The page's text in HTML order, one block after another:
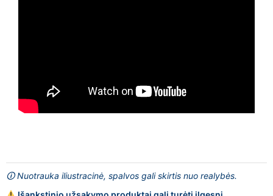
🛈 Nuotrauka iliustracinė, spalvos gali skirtis nuo realybės.